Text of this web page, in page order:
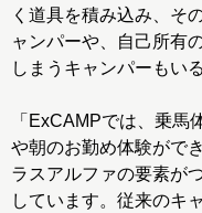
く道具を積み込み、そ
ャンパーや、自己所有
しまうキャンパーもい
「ExCAMPでは、乗馬
や朝のお勤め体験がで
ラスアルファの要素が
しています。従来のキ